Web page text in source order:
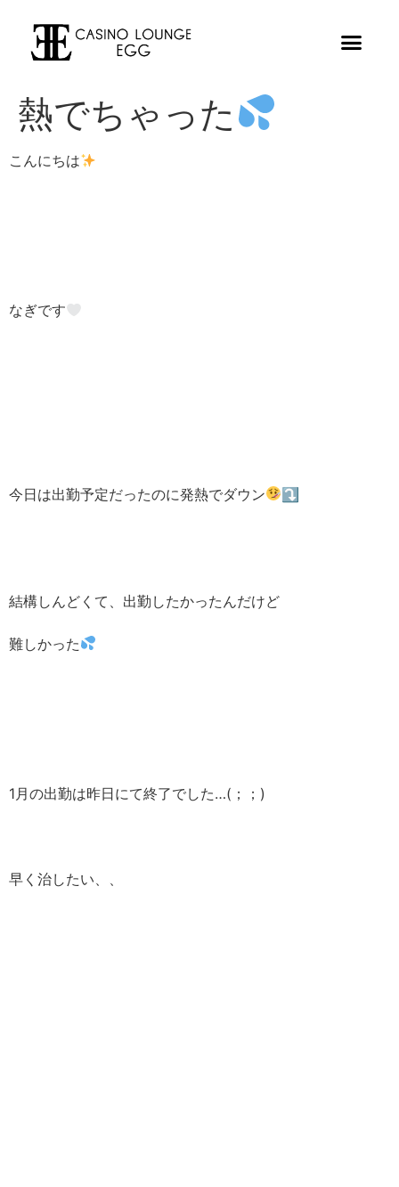
熱でちゃった
こんにちは
なぎです‎
今日は出勤予定だったのに発熱でダウン ⤵︎ ︎
結構しんどくて、出勤したかったんだけど
難しかった
1月の出勤は昨日にて終了でした…(；；)
早く治したい、、